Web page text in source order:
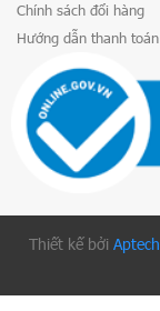
Chính sách đổi hàng
Hướng dẫn thanh toán
Thiết kế bởi Aptech